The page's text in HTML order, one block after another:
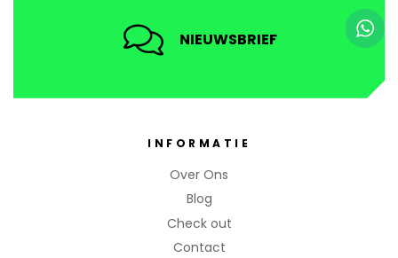
NIEUWSBRIEF
INFORMATIE
Over Ons
Blog
Check out
Contact